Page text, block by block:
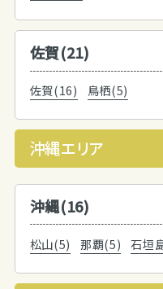
佐賀(21)
佐賀(16) 鳥栖(5)
沖縄エリア
沖縄(16)
松山(5) 那覇(5) 石垣